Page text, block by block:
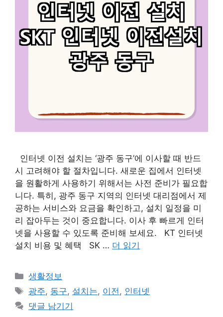
인터넷 이전 설치는 ‘광주 동구’에 이사할 때 반드
시 고려해야 할 절차입니다. 새로운 집에서 인터넷
을 원활하게 사용하기 위해서는 사전 준비가 필요합
니다. 특히, 광주 동구 지역의 인터넷 대리점에서 제
공하는 서비스와 요금을 확인하고, 설치 일정을 미
리 잡아두는 것이 중요합니다. 이사 후 빠르게 인터
넷을 사용할 수 있도록 준비해 보세요. KT 인터넷
설치 비용 및 혜택 SK … 더 읽기
카
테
고
리
생활정보
태
그
광주, 동구, 설치는, 이전 , 인터넷
댓글 남기기